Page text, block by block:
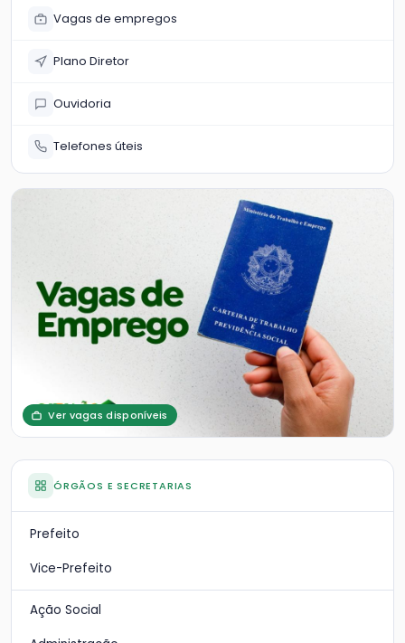
Vagas de empregos
Plano Diretor
Ouvidoria
Telefones úteis
Ver vagas disponíveis
ÓRGÃOS E SECRETARIAS
Prefeito
Vice-Prefeito
Ação Social